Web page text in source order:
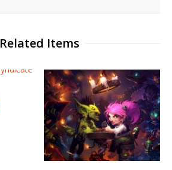
Related Items